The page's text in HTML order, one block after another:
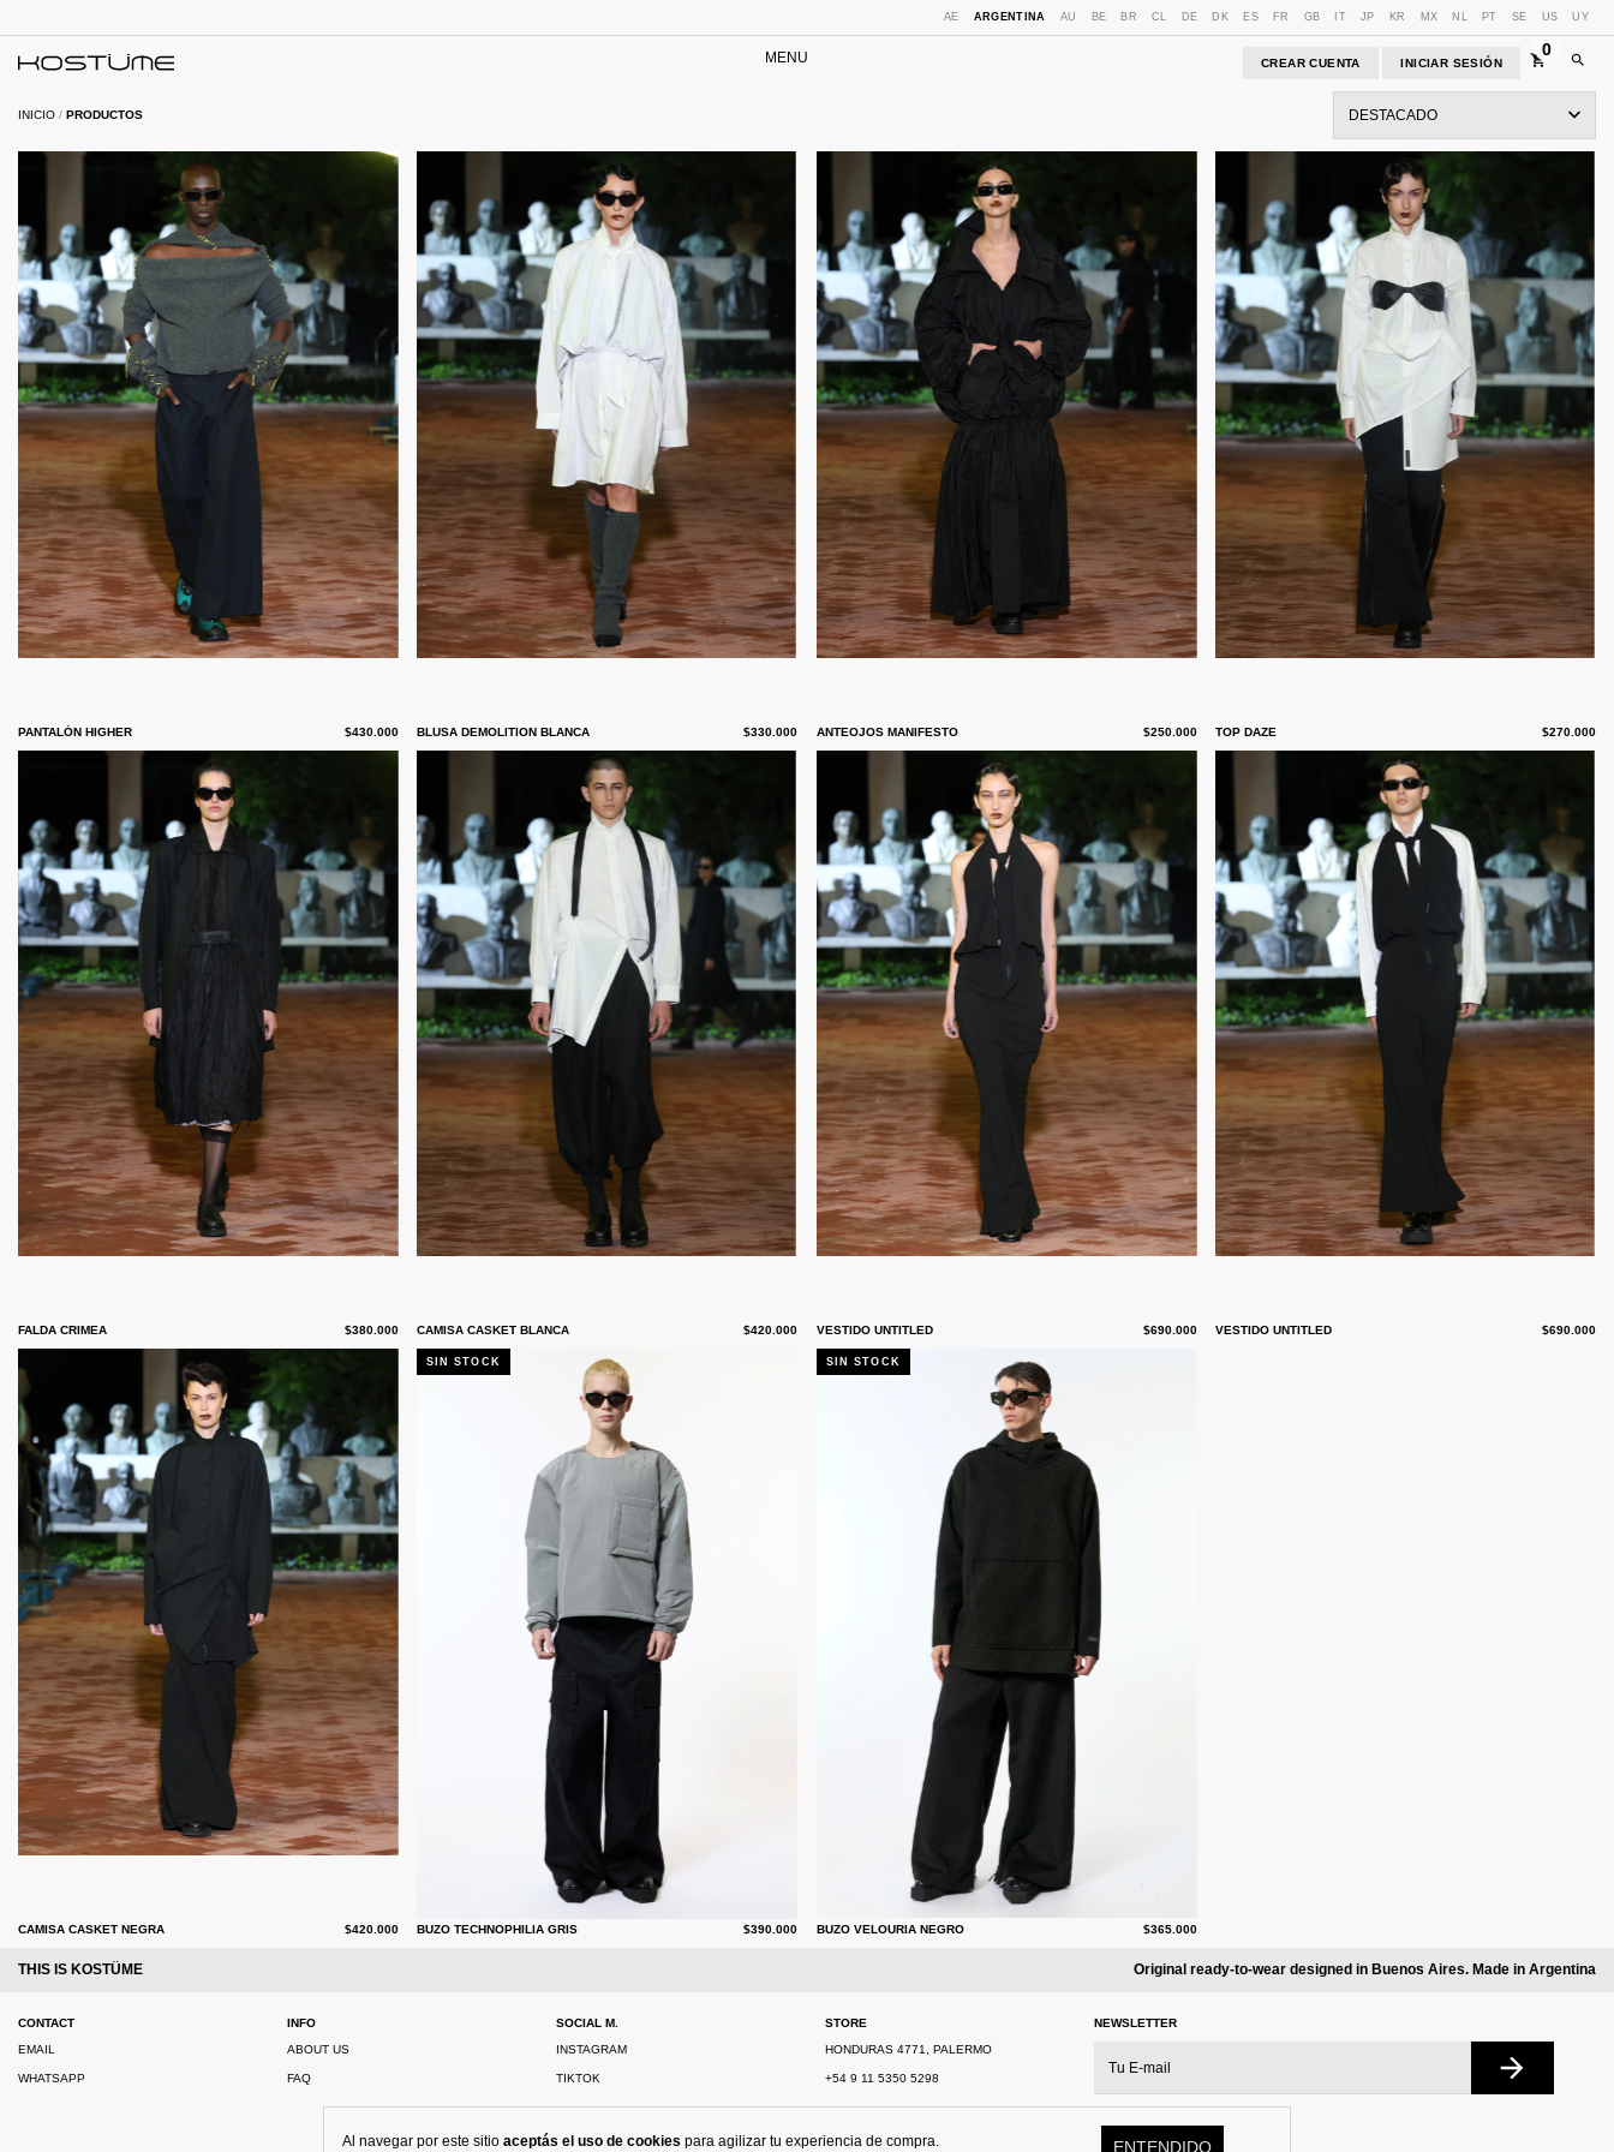
AE ARGENTINA AU BE BR CL DE DK ES FR GB IT JP KR MX NL PT SE US UY
MENU CREAR CUENTA INICIAR SESIÓN
0
Al navegar por este sitio aceptás el uso de cookies para agilizar tu experiencia de compra. ENTENDIDO
INICIO / PRODUCTOS
PANTALÓN HIGHER $430.000 BLUSA DEMOLITION BLANCA $330.000 ANTEOJOS MANIFESTO $250.000 TOP DAZE $270.000
FALDA CRIMEA $380.000 CAMISA CASKET BLANCA $420.000 VESTIDO UNTITLED $690.000 VESTIDO UNTITLED $690.000
CAMISA CASKET NEGRA $420.000
SIN STOCK
BUZO TECHNOPHILIA GRIS $390.000
SIN STOCK
BUZO VELOURIA NEGRO $365.000
THIS IS KOSTÜME Original ready-to-wear designed in Buenos Aires. Made in Argentina
CONTACT
EMAIL
WHATSAPP
INFO
ABOUT US
FAQ
SOCIAL M.
INSTAGRAM
TIKTOK
STORE
HONDURAS 4771, PALERMO
+54 9 11 5350 5298
NEWSLETTER